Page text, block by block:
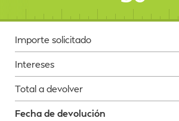
Importe solicitado
Intereses
Total a devolver
Fecha de devolución